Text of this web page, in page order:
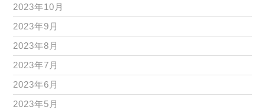
2023年10月
2023年9月
2023年8月
2023年7月
2023年6月
2023年5月